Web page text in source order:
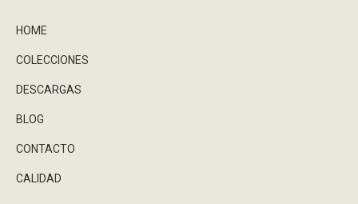
HOME
COLECCIONES
DESCARGAS
BLOG
CONTACTO
CALIDAD